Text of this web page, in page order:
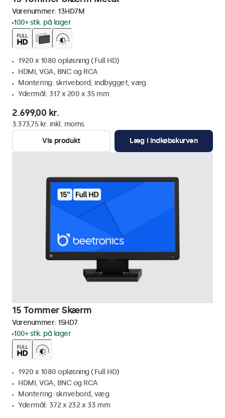
Varenummer: 13HD7M
100+ stk. på lager
1920 x 1080 opløsning (Full HD)
HDMI, VGA, BNC og RCA
Montering: skrivebord, indbygget, væg
Ydermål: 317 x 200 x 35 mm
2.699,00 kr.
3.373,75 kr. inkl. moms
Vis produkt
Læg i indkøbskurven
15 Tommer Skærm
Varenummer: 15HD7
100+ stk. på lager
1920 x 1080 opløsning (Full HD)
HDMI, VGA, BNC og RCA
Montering: skrivebord, væg
Ydermål: 372 x 232 x 33 mm